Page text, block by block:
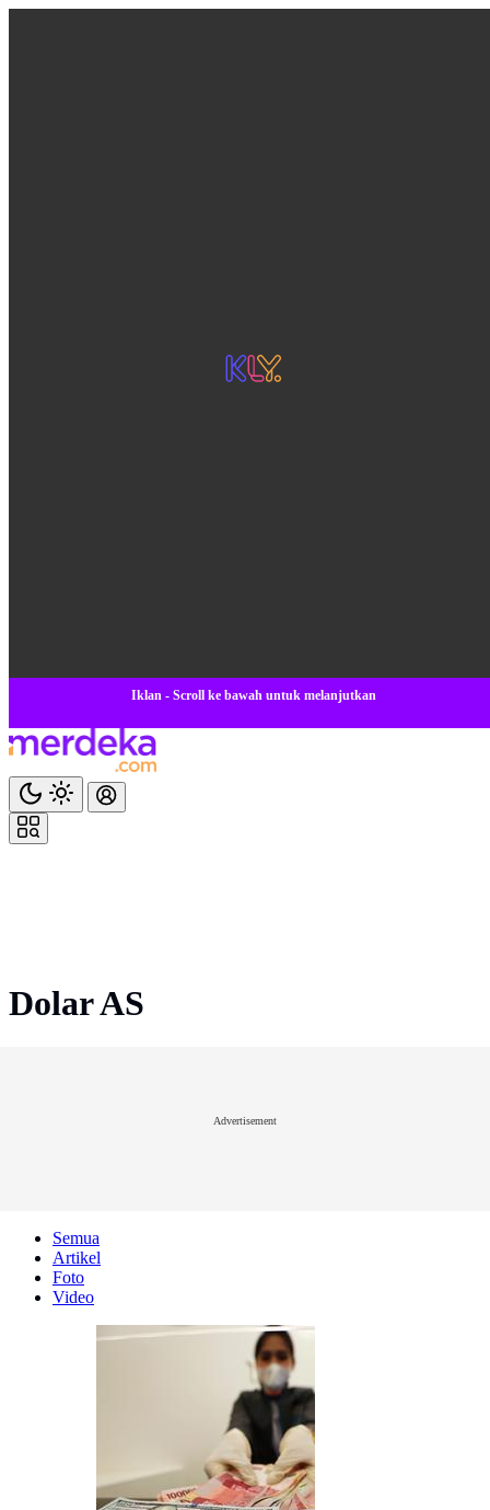
Iklan - Scroll ke bawah untuk melanjutkan
Dolar AS
Advertisement
Semua
Artikel
Foto
Video